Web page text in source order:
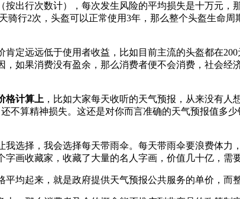
出行次数计），每次发生风险的平均损失是十万元
骑行2次，头盔可以正常使用3年，那么整个头盔生命
定远远低于使用者收益，比如目前主流的头盔都在
，如果消费没有盈余，那么消费者便不会消费，社会
格计算上 ，比如大家每天收听的天气预报，从来没有
不算精神损失。这还是对你而言准确的天气预报值多
我选择，我会选择每天带雨伞。每天带雨伞要浪费体
画收藏家，收藏了大量的名人字画，价值几十亿，需
均起来，就是政府提供天气预报公共服务的单价，而